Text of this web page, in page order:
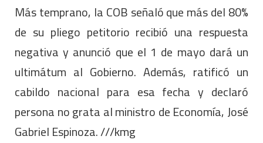
Más temprano, la COB señaló que más del 80%
de su pliego petitorio recibió una respuesta
negativa y anunció que el 1 de mayo dará un
ultimátum al Gobierno. Además, ratificó un
cabildo nacional para esa fecha y declaró
persona no grata al ministro de Economía, José
Gabriel Espinoza. ///kmg